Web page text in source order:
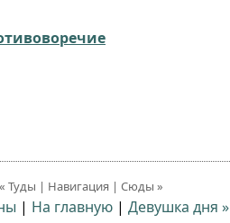
« Туды | Навигация | Сюды »
| На главную | Девушка дня »